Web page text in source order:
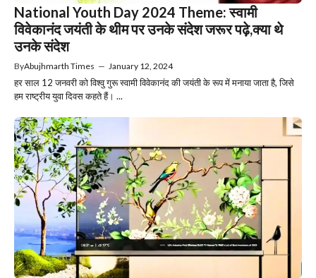
National Youth Day 2024 Theme: स्वामी
विवेकानंद जयंती के थीम पर उनके संदेश जरूर पढ़े,क्या थे
उनके संदेश
ByAbujhmarth Times — January 12, 2024
हर साल 12 जनवरी को विश्वु गुरू स्वामी विवेकानंद की जयंती के रूप में मनाया जाता है, जिसे
हम राष्ट्रीय युवा दिवस कहते हैं। ...